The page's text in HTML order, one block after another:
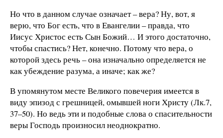
Но что в данном случае означает – вера? Ну, вот, я
верю, что Бог есть, что в Евангелии – правда, что
Иисус Христос есть Сын Божий… И этого достаточно,
чтобы спастись? Нет, конечно. Потому что вера, о
которой здесь речь – она изначально определяется не
как убеждение разума, а иначе; как же?
В упомянутом месте Великого повечерия имеется в
виду эпизод с грешницей, омывшей ноги Христу (Лк.7,
37–50). Но ведь эти и подобные слова о спасительности
веры Господь произносил неоднократно.